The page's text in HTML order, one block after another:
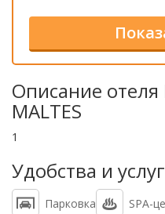
Описание отеля
MALTES
1
Удобства и
Парковка SPA-